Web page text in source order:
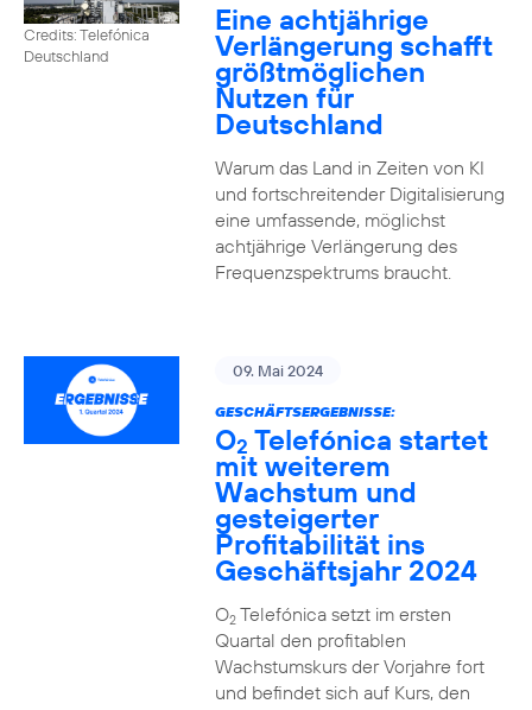
Credits: Telefónica
Deutschland
Eine achtjährige
Verlängerung schafft
größtmöglichen
Nutzen für
Deutschland
Warum das Land in Zeiten von KI
und fortschreitender Digitalisierung
eine umfassende, möglichst
achtjährige Verlängerung des
Frequenzspektrums braucht.
09. Mai 2024
GESCHÄFTSERGEBNISSE:
O2 Telefónica startet
mit weiterem
Wachstum und
gesteigerter
Profitabilität ins
Geschäftsjahr 2024
O2Telefónica setzt im ersten
Quartal den profitablen
Wachstumskurs der Vorjahre fort
und befindet sich auf Kurs, den